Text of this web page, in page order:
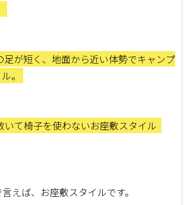
足が短く、地面から近い体勢でキャンプ
。
いて椅子を使わないお座敷スタイル
えば、お座敷スタイルです。